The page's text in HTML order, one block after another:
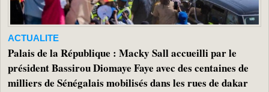
ACTUALITE
Palais de la République : Macky Sall accueilli par le
président Bassirou Diomaye Faye avec des centaines de
milliers de Sénégalais mobilisés dans les rues de dakar